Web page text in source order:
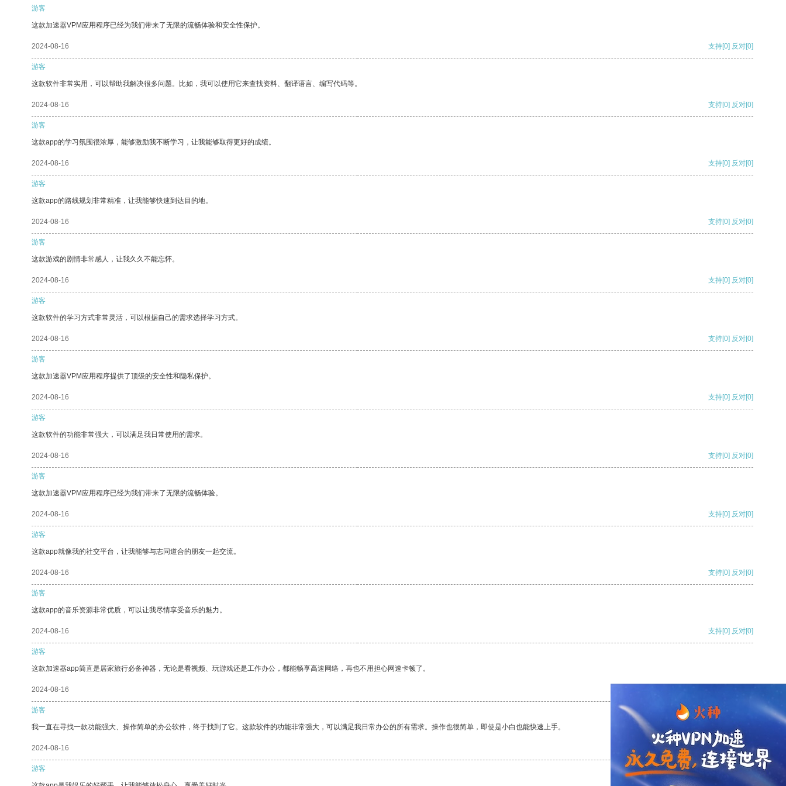
游客
这款加速器VPM应用程序已经为我们带来了无限的流畅体验和安全性保护。
2024-08-16 支持[0] 反对[0]
游客
这款软件非常实用，可以帮助我解决很多问题。比如，我可以使用它来查找资料、翻译语言、编写代码等。
2024-08-16 支持[0] 反对[0]
游客
这款app的学习氛围很浓厚，能够激励我不断学习，让我能够取得更好的成绩。
2024-08-16 支持[0] 反对[0]
游客
这款app的路线规划非常精准，让我能够快速到达目的地。
2024-08-16 支持[0] 反对[0]
游客
这款游戏的剧情非常感人，让我久久不能忘怀。
2024-08-16 支持[0] 反对[0]
游客
这款软件的学习方式非常灵活，可以根据自己的需求选择学习方式。
2024-08-16 支持[0] 反对[0]
游客
这款加速器VPM应用程序提供了顶级的安全性和隐私保护。
2024-08-16 支持[0] 反对[0]
游客
这款软件的功能非常强大，可以满足我日常使用的需求。
2024-08-16 支持[0] 反对[0]
游客
这款加速器VPM应用程序已经为我们带来了无限的流畅体验。
2024-08-16 支持[0] 反对[0]
游客
这款app就像我的社交平台，让我能够与志同道合的朋友一起交流。
2024-08-16 支持[0] 反对[0]
游客
这款app的音乐资源非常优质，可以让我尽情享受音乐的魅力。
2024-08-16 支持[0] 反对[0]
游客
这款加速器app简直是居家旅行必备神器，无论是看视频、玩游戏还是工作办公，都能畅享高速网络，再也不用担心网速卡顿了。
2024-08-16
游客
我一直在寻找一款功能强大、操作简单的办公软件，终于找到了它。这款软件的功能非常强大，可以满足我日常办公的所有需求。操作也很简单，即使是小白也能快速上手。
2024-08-16 支持 [0] 反对 [0]
游客